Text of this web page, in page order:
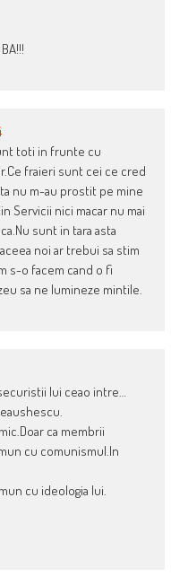
toti in frunte cu
fraieri sunt cei ce cred
nu m-au prostit pe mine
Servicii nici macar nu mai
sunt in tara asta
noi ar trebui sa stim
s-o facem cand o fi
sa ne lumineze mintile.
lui ceao intre…
ca membrii
cu comunismul.In
cu ideologia lui.